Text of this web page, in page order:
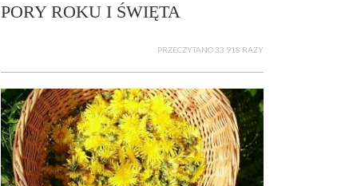
PORY ROKU I ŚWIĘTA
PRZECZYTANO 33 918 RAZY